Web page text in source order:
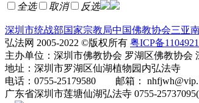
全选 取消 反选
深圳市统战部国家宗教局中国佛教协会三亚
弘法网 2005-2022 ©版权所有 粤ICP备
主办单位：深圳市佛教协会 罗湖区佛教协会
地址：深圳市罗湖区仙湖植物园内弘法寺
电话：0755-25179580 邮箱：
广东省深圳市莲塘仙湖弘法寺 0755-